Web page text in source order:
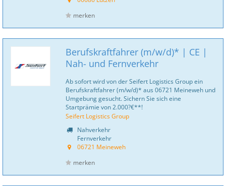
merken
Berufskraftfahrer (m/w/d)* | CE |
Nah- und Fernverkehr
Ab sofort wird von der Seifert Logistics Group ein
Berufskraftfahrer (m/w/d)* aus 06721 Meineweh und
Umgebung gesucht. Sichern Sie sich eine
Startprämie von 2.000?€**!
Seifert Logistics Group
Nahverkehr
Fernverkehr
06721 Meineweh
merken